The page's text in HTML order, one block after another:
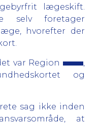
lægeskift.
selv foretager
hvorefter der
var Region
og
sag ikke inden
at